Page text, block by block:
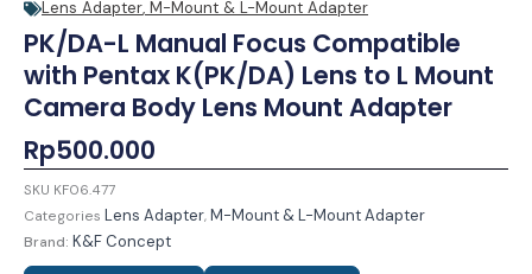
Lens Adapter, M-Mount & L-Mount Adapter
PK/DA-L Manual Focus Compatible
with Pentax K(PK/DA) Lens to L Mount
Camera Body Lens Mount Adapter
Rp500.000
SKU KF06.477
Categories Lens Adapter,M-Mount & L-Mount Adapter
Brand: K&F Concept